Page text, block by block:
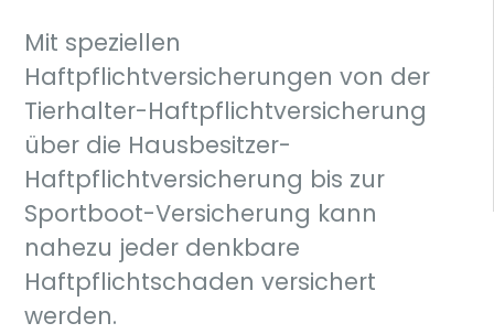
Mit speziellen
Haftpflichtversicherungen von der
Tierhalter-Haftpflichtversicherung
über die Hausbesitzer-
Haftpflichtversicherung bis zur
Sportboot-Versicherung kann
nahezu jeder denkbare
Haftpflichtschaden versichert
werden.